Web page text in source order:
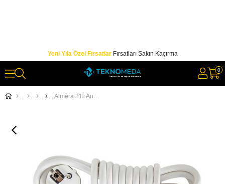
Yeni Yıla Özel FırsatlarFırsatları Sakın Kaçırma
0
Almera 3'lü Anahtarlı Topraklı Priz3 Mt.